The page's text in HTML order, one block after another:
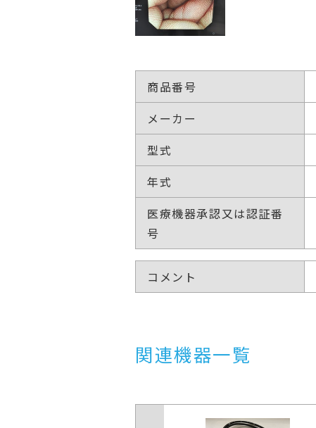
商品番号
メーカー
型式
年式
医療機器承認又は認証番
号
コメント
関連機器一覧